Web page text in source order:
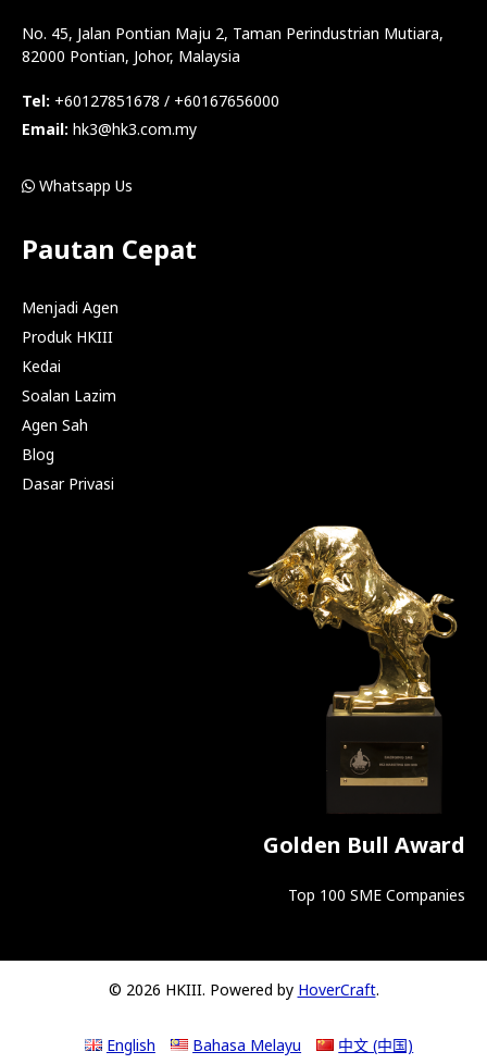
No. 45, Jalan Pontian Maju 2, Taman Perindustrian Mutiara,
82000 Pontian, Johor, Malaysia
Tel: +60127851678 / +60167656000
Email: hk3@hk3.com.my
Whatsapp Us
Pautan Cepat
Menjadi Agen
Produk HKIII
Kedai
Soalan Lazim
Agen Sah
Blog
Dasar Privasi
Golden Bull Award
Top 100 SME Companies
© 2026 HKIII. Powered by HoverCraft.
English Bahasa Melayu 中文 (中国)